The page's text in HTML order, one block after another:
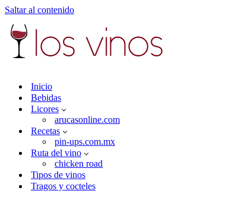
Saltar al contenido
Inicio
Bebidas
Licores
arucasonline.com
Recetas
pin-ups.com.mx
Ruta del vino
chicken road
Tipos de vinos
Tragos y cocteles